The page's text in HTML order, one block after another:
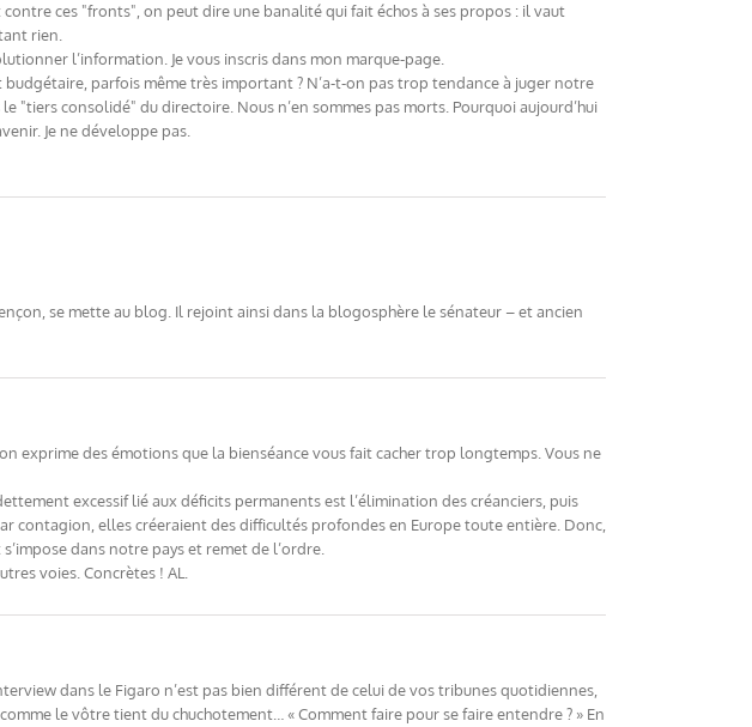
ces "fronts", on peut dire une banalité qui fait échos à ses propos : il vaut
rien.
l’information. Je vous inscris dans mon marque-page.
parfois même très important ? N’a-t-on pas trop tendance à juger notre
consolidé" du directoire. Nous n’en sommes pas morts. Pourquoi aujourd’hui
Je ne développe pas.
se mette au blog. Il rejoint ainsi dans la blogosphère le sénateur – et ancien
exprime des émotions que la bienséance vous fait cacher trop longtemps. Vous ne
excessif lié aux déficits permanents est l’élimination des créanciers, puis
contagion, elles créeraient des difficultés profondes en Europe toute entière. Donc,
dans notre pays et remet de l’ordre.
voies. Concrètes ! AL.
dans le Figaro n’est pas bien différent de celui de vos tribunes quotidiennes,
le vôtre tient du chuchotement… « Comment faire pour se faire entendre ? » En